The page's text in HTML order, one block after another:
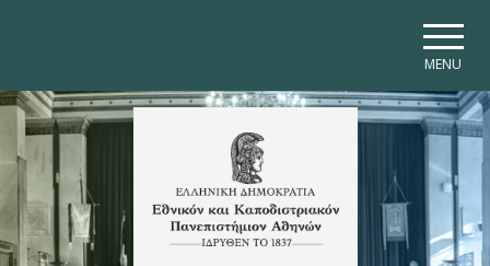
MENU